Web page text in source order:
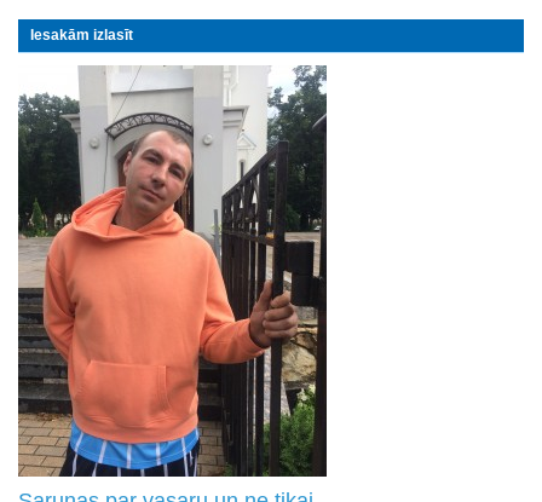
Iesakām izlasīt